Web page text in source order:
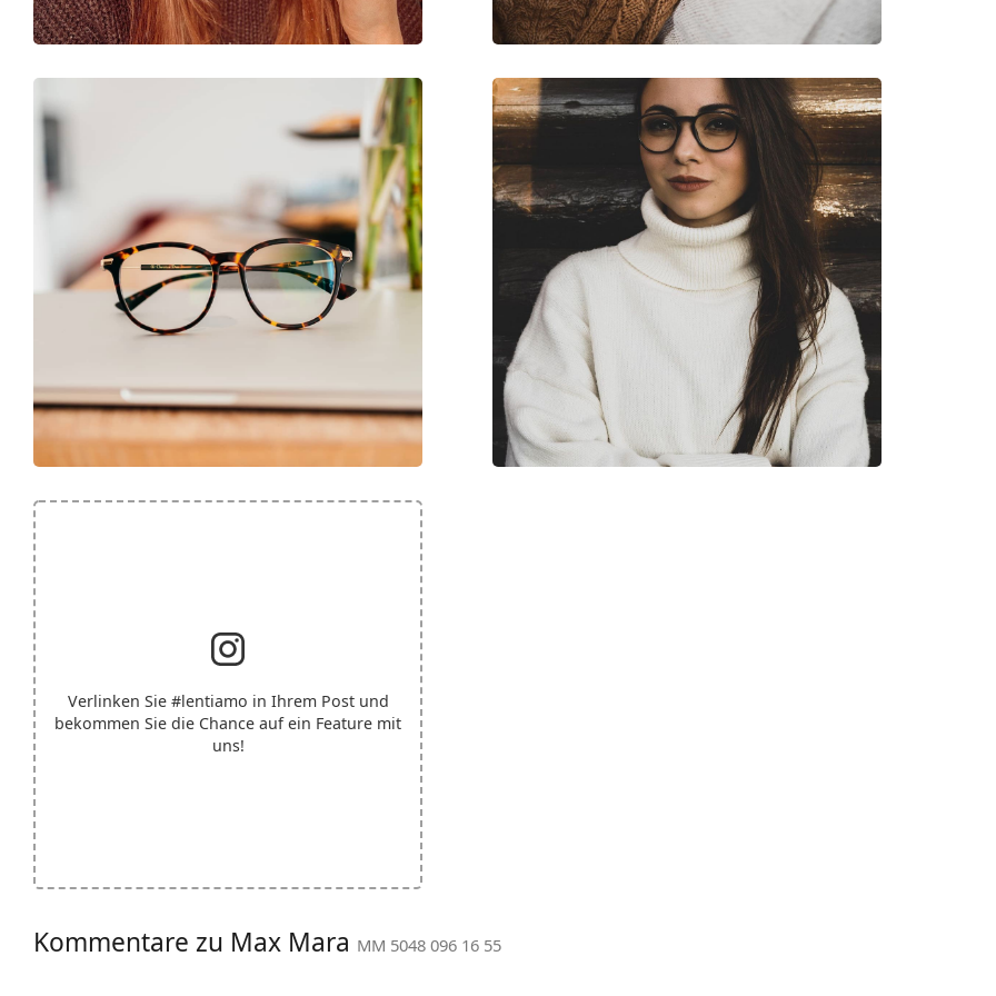
Kategorie:
Brillen
Marke:
Max Mara
Code:
MM 5048 096 16 55
Verlinken Sie #lentiamo in Ihrem Post und
bekommen Sie die Chance auf ein Feature mit
uns!
Kommentare zu Max Mara MM 5048 096 16 55